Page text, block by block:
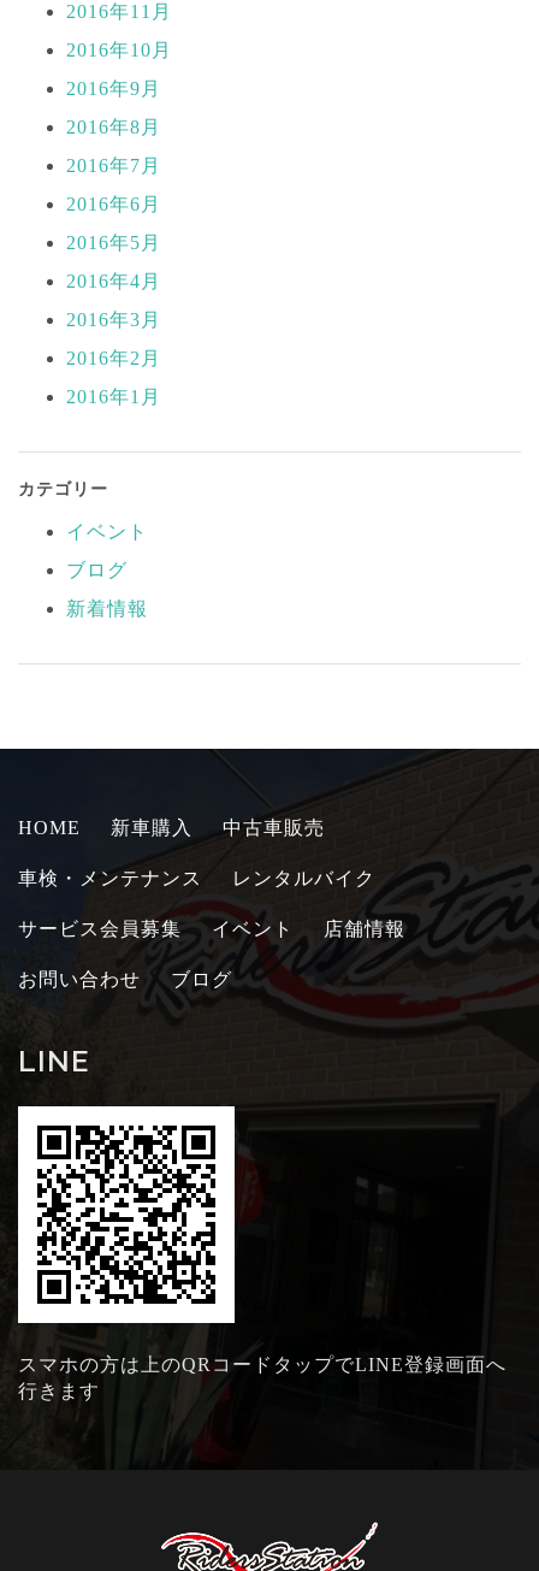
2016年11月
2016年10月
2016年9月
2016年8月
2016年7月
2016年6月
2016年5月
2016年4月
2016年3月
2016年2月
2016年1月
カテゴリー
イベント
ブログ
新着情報
HOME 新車購入 中古車販売
車検・メンテナンス レンタルバイク
サービス会員募集 イベント 店舗情報
お問い合わせ ブログ
LINE
スマホの方は上のQRコードタップでLINE登録画面へ
行きます